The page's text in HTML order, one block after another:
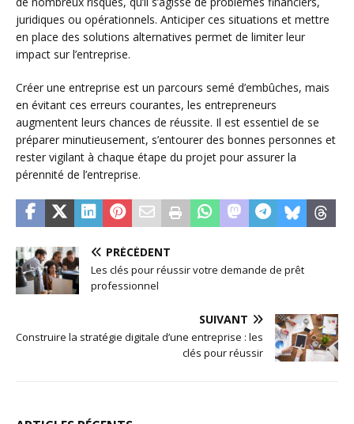
juridiques ou opérationnels. Anticiper ces situations et mettre
en place des solutions alternatives permet de limiter leur
impact sur l’entreprise.
Créer une entreprise est un parcours semé d’embûches, mais
en évitant ces erreurs courantes, les entrepreneurs
augmentent leurs chances de réussite. Il est essentiel de se
préparer minutieusement, s’entourer des bonnes personnes et
rester vigilant à chaque étape du projet pour assurer la
pérennité de l’entreprise.
PRÉCÉDENT
Les clés pour réussir votre demande de prêt
professionnel
SUIVANT
Construire la stratégie digitale d’une entreprise : les
clés pour réussir